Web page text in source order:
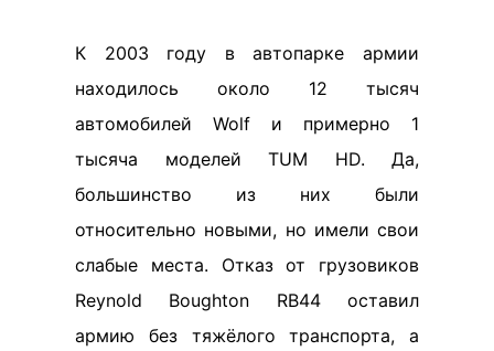
К 2003 году в автопарке армии
находилось около 12 тысяч
автомобилей Wolf и примерно 1
тысяча моделей TUM HD. Да,
большинство из них были
относительно новыми, но имели свои
слабые места. Отказ от грузовиков
Reynold Boughton RB44 оставил
армию без тяжёлого транспорта, а